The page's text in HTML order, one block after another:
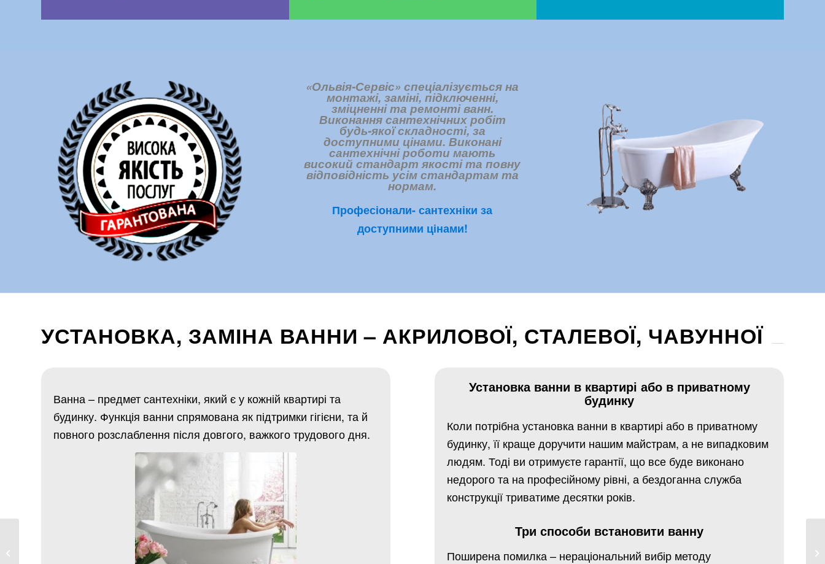
«Ольвія-Сервіс» спеціалізується на
монтажі, заміні, підключенні,
зміцненні та ремонті ванн.
Виконання сантехнічних робіт
будь-якої складності, за
доступними цінами. Виконані
сантехнічні роботи мають
високий стандарт якості та повну
відповідність усім стандартам та
нормам.
Професіонали- сантехніки за
доступними цінами!
УСТАНОВКА, ЗАМІНА ВАННИ – АКРИЛОВОЇ, СТАЛЕВОЇ, ЧАВУННОЇ
Ванна – предмет сантехніки, який є у кожній квартирі та
будинку. Функція ванни спрямована як підтримки гігієни, та й
повного розслаблення після довгого, важкого трудового дня.
Установка ванни в квартирі або в приватному
будинку
Коли потрібна установка ванни в квартирі або в приватному
будинку, її краще доручити нашим майстрам, а не випадковим
людям. Тоді ви отримуєте гарантії, що все буде виконано
недорого та на професійному рівні, а бездоганна служба
конструкції триватиме десятки років.
Три способи встановити ванну
Поширена помилка – нераціональний вибір методу